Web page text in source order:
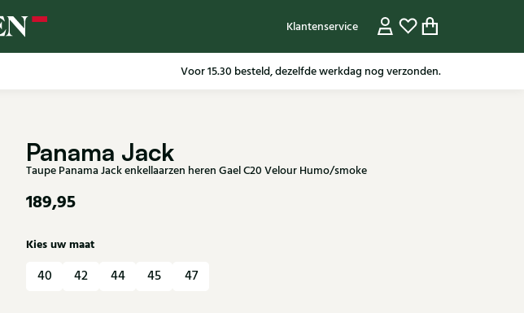
Klantenservice
Gratis verzending in NL vanaf 79,95* m.u.v sale artikelen.
Panama Jack
Taupe Panama Jack enkellaarzen heren Gael C20 Velour Humo/smoke
189,95
Kies uw maat
40 42 44 45 47